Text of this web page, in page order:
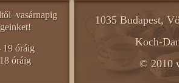
19 óráig
óráig
1035 Budapest,
Koch-
© 2010